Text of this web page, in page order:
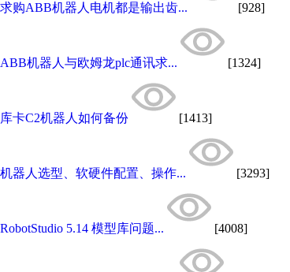
求购ABB机器人电机都是输出齿... [928]
ABB机器人与欧姆龙plc通讯求... [1324]
库卡C2机器人如何备份 [1413]
机器人选型、软硬件配置、操作... [3293]
RobotStudio 5.14 模型库问题... [4008]